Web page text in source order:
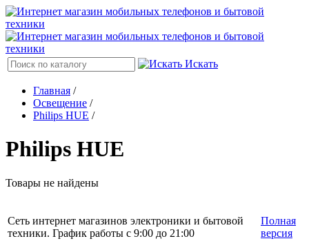
Искать
Главная /
Освещение /
Philips HUE /
Philips HUE
Товары не найдены
Сеть интернет магазинов электроники и бытовой
техники. График работы с 9:00 до 21:00
Полная
версия